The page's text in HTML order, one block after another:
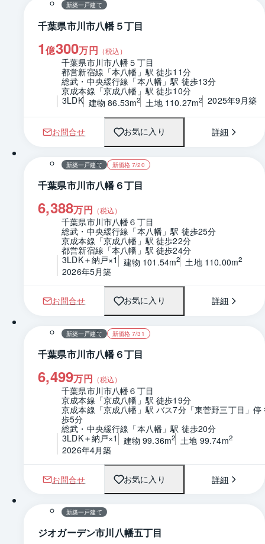
新築一戸建て
千葉県市川市八幡５丁目
1億300万円 （税込）
千葉県市川市八幡５丁目
都営新宿線「本八幡」駅 徒歩11分
総武・中央緩行線「本八幡」駅 徒歩13分
京成本線「京成八幡」駅 徒歩10分
3LDK 建物 86.53m2 土地 110.27m2 2025年9月築
お問合せ お気に入り 詳細
1 / 0 間取り
新築一戸建て 新価格 7/20
千葉県市川市八幡６丁目
6,388万円 （税込）
千葉県市川市八幡６丁目
総武・中央緩行線「本八幡」駅 徒歩25分
京成本線「京成八幡」駅 徒歩22分
都営新宿線「本八幡」駅 徒歩24分
3LDK＋納戸×1
建物 101.54m2 土地 110.00m2
2026年5月築
お問合せ お気に入り 詳細
1 / 0 間取り
新築一戸建て 新価格 7/31
千葉県市川市八幡６丁目
6,499万円 （税込）
千葉県市川市八幡６丁目
京成本線「京成八幡」駅 徒歩19分
京成本線「京成八幡」駅 バス7分「東菅野三丁目」停
歩5分
総武・中央緩行線「本八幡」駅 徒歩20分
3LDK＋納戸×1
建物 99.36m2 土地 99.74m2
2026年4月築
お問合せ お気に入り 詳細
新築一戸建て
ジオガーデン市川八幡五丁目